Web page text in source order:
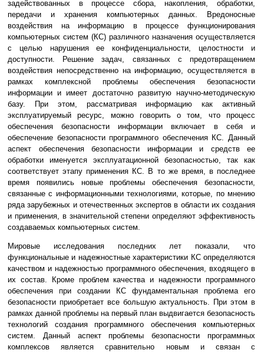
задействованных в процессе сбора, накопления, обработки,
передачи и хранения компьютерных данных. Вредоносные
воздействия на информацию в процессе функционирования
компьютерных систем (КС) различного назначения осуществляется
с целью нарушения ее конфиденциальности, целостности и
доступности. Решение задач, связанных с предотвращением
воздействия непосредственно на информацию, осуществляется в
рамках комплексной проблемы обеспечения безопасности
информации и имеет достаточно развитую научно-методическую
базу. При этом, рассматривая информацию как активный
эксплуатируемый ресурс, можно говорить о том, что процесс
обеспечения безопасности информации включает в себя и
обеспечение безопасности программного обеспечения КС. Данный
аспект обеспечения безопасности информации и средств ее
обработки именуется эксплуатационной безопасностью, так как
соответствует этапу применения КС. В то же время, в последнее
время появились новые проблемы обеспечения безопасности,
связанные с информационными технологиями, которые, по мнению
ряда зарубежных и отечественных экспертов в области их создания
и применения, в значительной степени определяют эффективность
создаваемых компьютерных систем.
Мировые исследования последних лет показали, что
функциональные и надежностные характеристики КС определяются
качеством и надежностью программного обеспечения, входящего в
их состав. Кроме проблем качества и надежности программного
обеспечения при создании КС фундаментальная проблема его
безопасности приобретает все большую актуальность. При этом в
рамках данной проблемы на первый план выдвигается безопасность
технологий создания программного обеспечения компьютерных
систем. Данный аспект проблемы безопасности программных
комплексов является сравнительно новым и связан с